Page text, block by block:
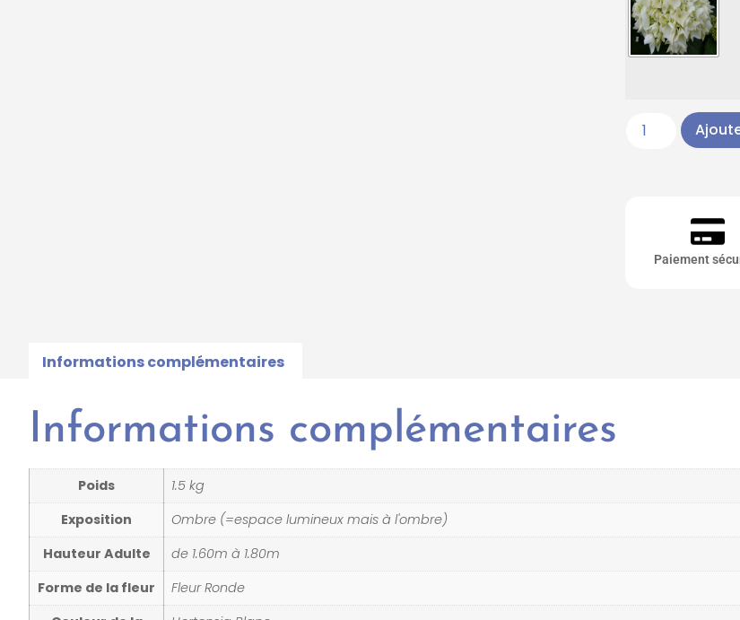
Paiement
Informations complémentaires
Informations complémentaires
Poids
1.5 kg
Exposition
Ombre (=espace lumineux mais à l'ombre)
Hauteur Adulte
de 1.60m à 1.80m
Forme de la fleur
Fleur Ronde